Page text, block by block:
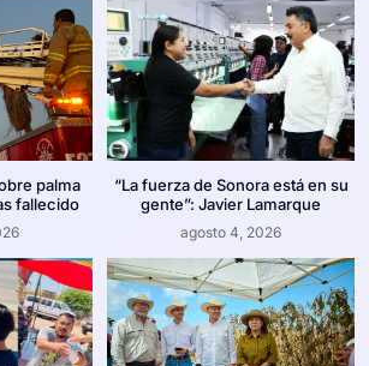
palma
fallecido
“La fuerza de Sonora está en su
gente”: Javier Lamarque
agosto 4, 2026